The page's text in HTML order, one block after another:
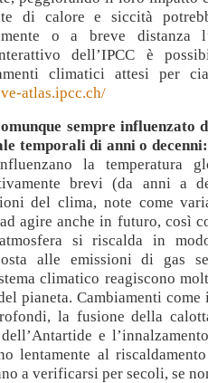
di calore e siccità
o a breve distanza
dell’IPCC è
climatici attesi per
atlas.ipcc.ch/
sempre influenzato
temporali di anni o
la temperatura
brevi (da anni a
del clima, note come
agire anche in futuro, così
si riscalda in
alle emissioni di gas
climatico reagiscono
pianeta. Cambiamenti
la fusione della
e
lentamente al
a verificarsi per secoli, se